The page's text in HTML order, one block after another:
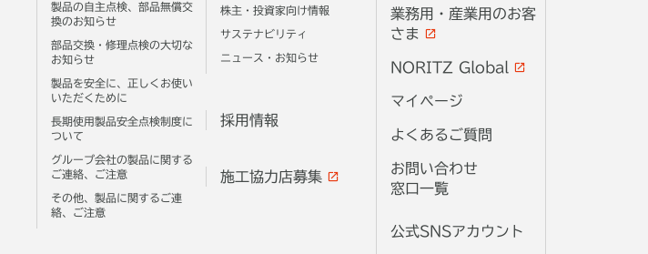
製品の自主点検、部品無償交
換のお知らせ
部品交換・修理点検の大切な
お知らせ
製品を安全に、正しくお使い
いただくために
長期使用製品安全点検制度に
ついて
グループ会社の製品に関する
ご連絡、ご注意
その他、製品に関するご連
絡、ご注意
株主・投資家向け情報
サステナビリティ
ニュース・お知らせ
採用情報
施工協力店募集
業務用・産業用のお客
さま
NORITZ Global
マイページ
よくあるご質問
お問い合わせ
窓口一覧
公式SNSアカウント